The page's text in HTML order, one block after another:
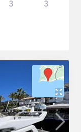
3 3